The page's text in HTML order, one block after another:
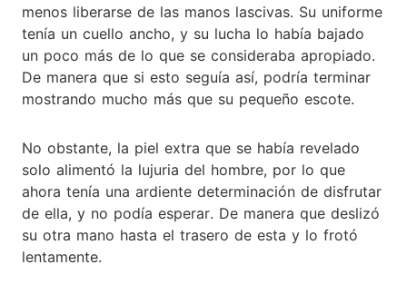
menos liberarse de las manos lascivas. Su uniforme
tenía un cuello ancho, y su lucha lo había bajado
un poco más de lo que se consideraba apropiado.
De manera que si esto seguía así, podría terminar
mostrando mucho más que su pequeño escote.
No obstante, la piel extra que se había revelado
solo alimentó la lujuria del hombre, por lo que
ahora tenía una ardiente determinación de disfrutar
de ella, y no podía esperar. De manera que deslizó
su otra mano hasta el trasero de esta y lo frotó
lentamente.